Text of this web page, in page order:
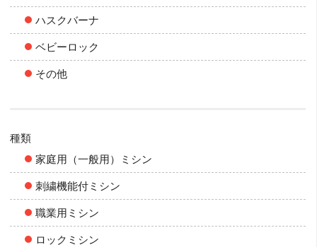
ハスクバーナ
ベビーロック
その他
種類
家庭用（一般用）ミシン
刺繍機能付ミシン
職業用ミシン
ロックミシン